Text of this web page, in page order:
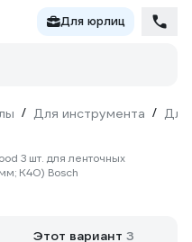
Для юрлиц
/ Для инструмента / Для
3 шт. для ленточных
К40) Bosch
Этот вариант 3